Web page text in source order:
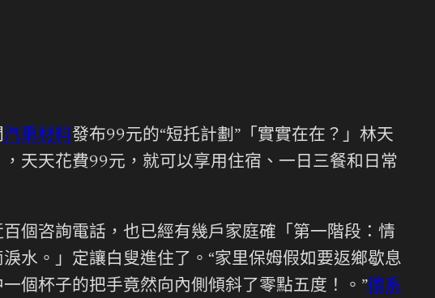
汽車材料發布99元的“短托計劃”「實實在在？」林天
天天花費99元，就可以享用住宿、一日三餐和日常
個咨詢電話，也已經有幾戶家庭確「第一階段：情
水。」定讓白叟進住了。“家里保姆假如要返鄉歇息
個杯子的把手竟然向內側傾斜了零點五度！。”德系